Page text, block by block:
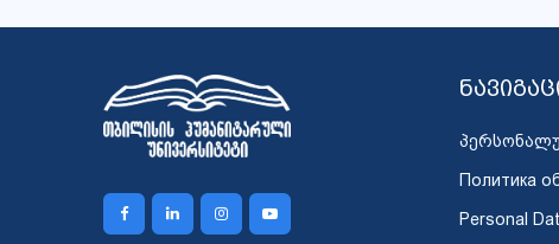
Политика
Personal